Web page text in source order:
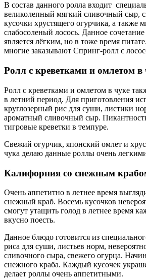
В состав данного ролла входит
великолепный мягкий сливочный сыр,
кусочки хрустящего огурчика, а
слабосоленый лосось. Данное
является лёгким, но в тоже время
многие заказывают Спринг-ролл с
Ролл с креветками и омлетом в
Ролл с креветками и омлетом в чуке
в летний период. Для приготовления
круглозерный рис для суши, листики
ароматный сливочный сыр.
тигровые креветки в темпуре.
Свежий огурчик, японский омлет и
чука делаю данные роллы очень
Калифорния со снежным
Очень аппетитно в летнее время
снежный краб. Восемь кусочков
смогут утащить голод в летнее время
вкусно поесть.
Данное блюдо готовится из
риса для суши, листьев норм,
сливочного сыра, свежего огурца.
снежного краба. Каждый кусочек
делает роллы очень аппетитными.